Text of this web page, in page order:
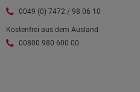
0049 (0) 7472 / 98 06 10
Kostenfrei aus dem Ausland
00800 980 600 00